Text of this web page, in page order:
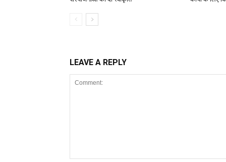
LEAVE A REPLY